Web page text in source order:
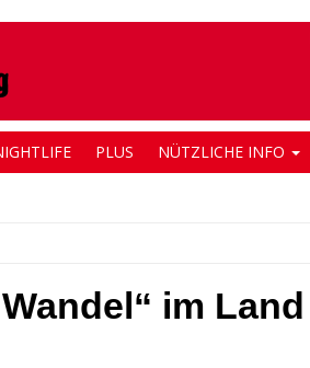
PLUS NÜTZLICHE INFO
im